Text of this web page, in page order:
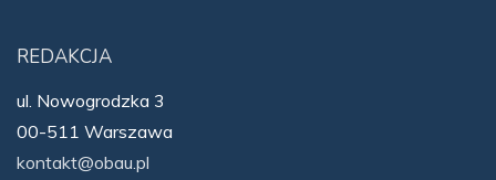
REDAKCJA
ul. Nowogrodzka 3
00-511 Warszawa
kontakt@obau.pl